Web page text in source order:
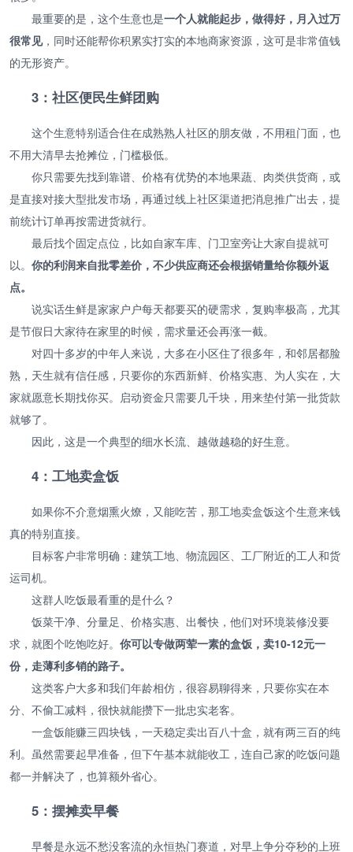
最重要的是，这个生意也是一个人就能起步，做得好，月入过万
很常见，同时还能帮你积累实打实的本地商家资源，这可是非常值钱
的无形资产。
3：社区便民生鲜团购
这个生意特别适合住在成熟熟人社区的朋友做，不用租门面，也
不用大清早去抢摊位，门槛极低。
你只需要先找到靠谱、价格有优势的本地果蔬、肉类供货商，或
是直接对接大型批发市场，再通过线上社区渠道把消息推广出去，提
前统计订单再按需进货就行。
最后找个固定点位，比如自家车库、门卫室旁让大家自提就可
以。 你的利润来自批零差价，不少供应商还会根据销量给你额外返
点。
说实话生鲜是家家户户每天都要买的硬需求，复购率极高，尤其
是节假日大家待在家里的时候，需求量还会再涨一截。
对四十多岁的中年人来说，大多在小区住了很多年，和邻居都脸
熟，天生就有信任感，只要你的东西新鲜、价格实惠、为人实在，大
家就愿意长期找你买。启动资金只需要几千块，用来垫付第一批货款
就够了。
因此，这是一个典型的细水长流、越做越稳的好生意。
4：工地卖盒饭
如果你不介意烟熏火燎，又能吃苦，那工地卖盒饭这个生意来钱
真的特别直接。
目标客户非常明确：建筑工地、物流园区、工厂附近的工人和货
运司机。
这群人吃饭最看重的是什么？
饭菜干净、分量足、价格实惠、出餐快，他们对环境装修没要
求，就图个吃饱吃好。 你可以专做两荤一素的盒饭，卖10-12元一
份，走薄利多销的路子。
这类客户大多和我们年龄相仿，很容易聊得来，只要你实在本
分、不偷工减料，很快就能攒下一批忠实老客。
一盒饭能赚三四块钱，一天稳定卖出百八十盒，就有两三百的纯
利。虽然需要起早准备，但下午基本就能收工，连自己家的吃饭问题
都一并解决了，也算额外省心。
5：摆摊卖早餐
早餐是永远不愁没客流的永恒热门赛道，对早上争分夺秒的上班